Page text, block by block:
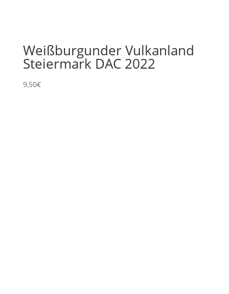
Weißburgunder Vulkanland
Steiermark DAC 2022
9,50€